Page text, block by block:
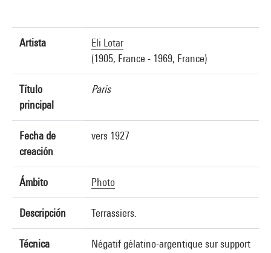
Artista
Eli Lotar
(1905, France - 1969, France)
Título
principal
Paris
Fecha de
creación
vers 1927
Ámbito Photo
Descripción Terrassiers.
Técnica Négatif gélatino-argentique sur support